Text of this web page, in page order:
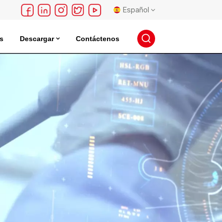
Español
English
français
русский
español
português
日本語
Descargar Contáctenos